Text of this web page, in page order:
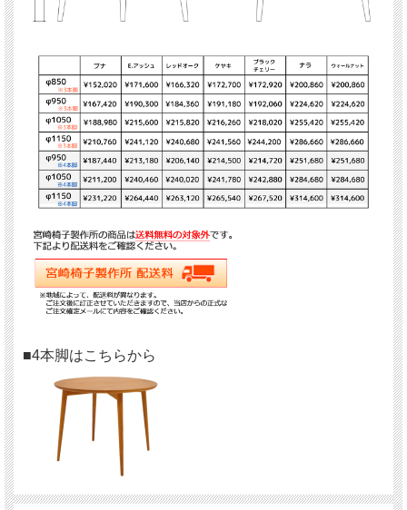
■4本脚はこちらから